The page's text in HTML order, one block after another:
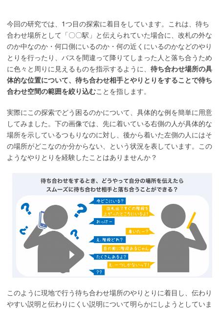
今回の研究では、1つ目の探索に着目をしています。これは、待ち
合わせ場所として「〇〇駅」と伝えられていた場合に、改札の外な
のか中なのか・何口側にいるのか・何の近くにいるのかなどのやり
とりを行ったり、バスを間違って降りてしまった人と落ち合うため
に色々と周りに見えるものを指示するように、 待ち合わせ場所の具
体的な位置について、待ち合わせ相手とやりとりをすることで待ち
合わせ空間の範囲を絞り込むことを指します。
実際にこの探索でどう困るのかについて、具体的な例を簡単に用意
してみました。下の画像では、先に着いている右側の人が具体的な
場所を示しているつもりなのに対し、後から着いた左側の人にはそ
の場所がどこなのか分からない、という状況を表しています。この
ようなやりとりを経験したことはありませんか？
このように現地で行う待ち合わせ場所のやりとりに着目し、伝わり
やすい説明と伝わりにくい説明について明らかにしようとしていま